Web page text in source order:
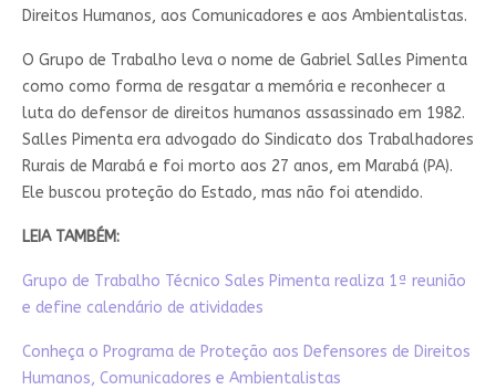
Direitos Humanos, aos Comunicadores e aos Ambientalistas.
O Grupo de Trabalho leva o nome de Gabriel Salles Pimenta
como como forma de resgatar a memória e reconhecer a
luta do defensor de direitos humanos assassinado em 1982.
Salles Pimenta era advogado do Sindicato dos Trabalhadores
Rurais de Marabá e foi morto aos 27 anos, em Marabá (PA).
Ele buscou proteção do Estado, mas não foi atendido.
LEIA TAMBÉM:
Grupo de Trabalho Técnico Sales Pimenta realiza 1ª reunião
e define calendário de atividades
Conheça o Programa de Proteção aos Defensores de Direitos
Humanos, Comunicadores e Ambientalistas